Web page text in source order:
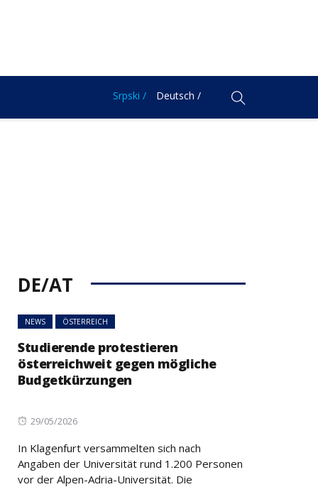
Srpski / Deutsch /
DE/AT
NEWS ÖSTERREICH
Studierende protestieren
österreichweit gegen mögliche
Budgetkürzungen
Posted
29/05/2026
In Klagenfurt versammelten sich nach
Angaben der Universität rund 1.200 Personen
vor der Alpen-Adria-Universität. Die